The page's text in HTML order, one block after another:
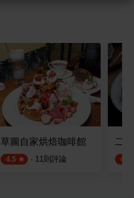
草圖自家烘焙咖啡館
4.5 · 11則評論
二
4.5